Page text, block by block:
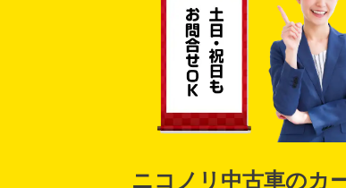
ニコノリ中古車のカ